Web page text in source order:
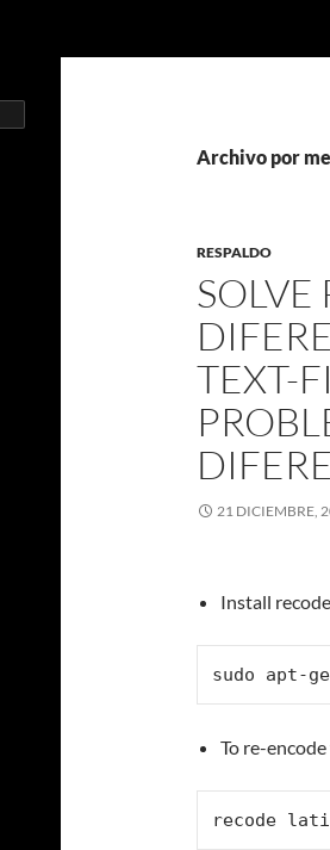
Archivo por
RESPALDO
TEXT-
21 DICIEMBRE,
Install
sudo apt-
To re-
recode